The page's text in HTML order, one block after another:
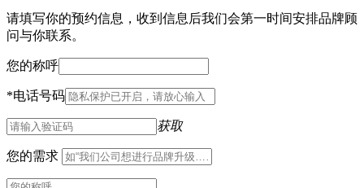
请填写你的预约信息，收到信息后我们会第一时间安排品牌顾
问与你联系。
您的称呼
*电话号码
获取
您的需求